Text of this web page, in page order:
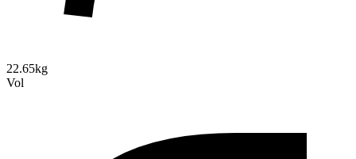
22.65kg
Vol